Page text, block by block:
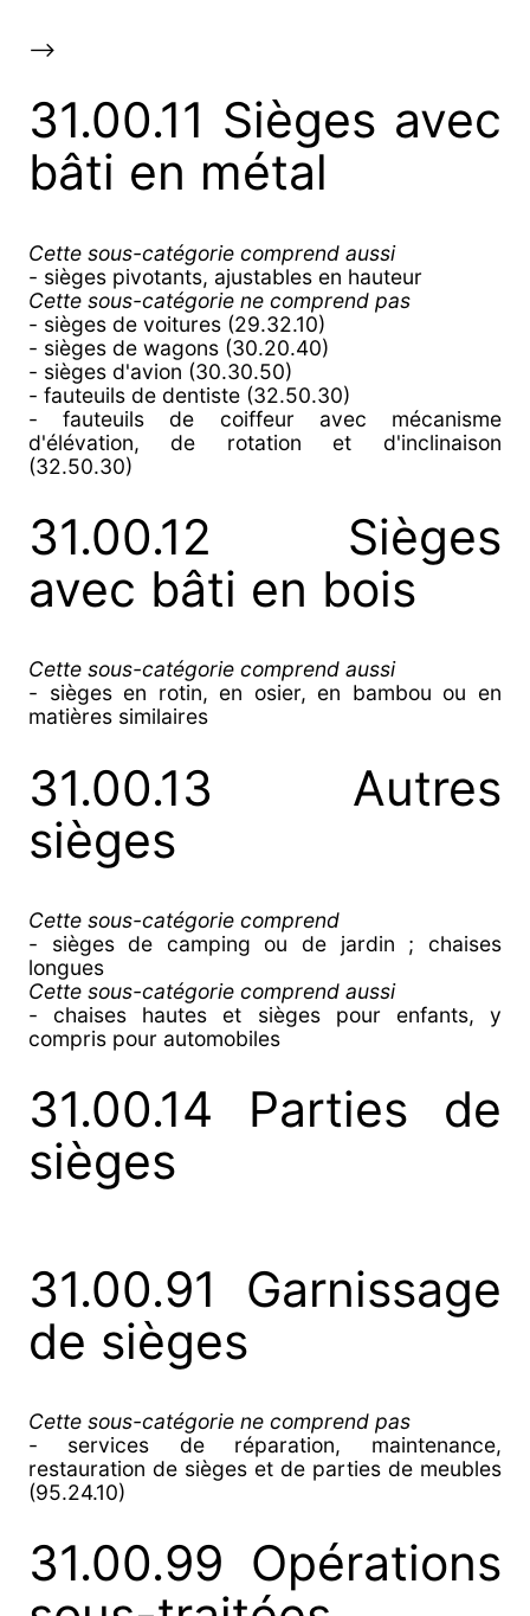
-->
31.00.11 Sièges avec
bâti en métal
Cette sous-catégorie comprend aussi
- sièges pivotants, ajustables en hauteur
Cette sous-catégorie ne comprend pas
- sièges de voitures (29.32.10)
- sièges de wagons (30.20.40)
- sièges d'avion (30.30.50)
- fauteuils de dentiste (32.50.30)
- fauteuils de coiffeur avec mécanisme
d'élévation, de rotation et d'inclinaison
(32.50.30)
31.00.12 Sièges
avec bâti en bois
Cette sous-catégorie comprend aussi
- sièges en rotin, en osier, en bambou ou en
matières similaires
31.00.13 Autres
sièges
Cette sous-catégorie comprend
- sièges de camping ou de jardin ; chaises
longues
Cette sous-catégorie comprend aussi
- chaises hautes et sièges pour enfants, y
compris pour automobiles
31.00.14 Parties de
sièges
31.00.91 Garnissage
de sièges
Cette sous-catégorie ne comprend pas
- services de réparation, maintenance,
restauration de sièges et de parties de meubles
(95.24.10)
31.00.99 Opérations